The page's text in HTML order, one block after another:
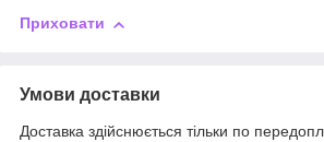
Приховати
Умови доставки
Доставка здійснюється тільки по